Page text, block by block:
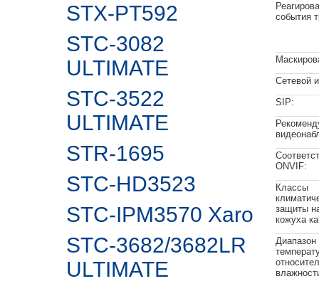
STX-PT592
STC-3082
ULTIMATE
STC-3522
ULTIMATE
STR-1695
STC-HD3523
STC-IPM3570 Xaro
STC-3682/3682LR
ULTIMATE
события
Сетевой
SIP:
ONVIF:
Классы
защиты
кожуха
Диапазон